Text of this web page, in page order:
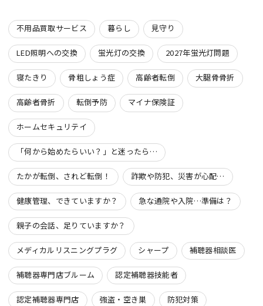
不用品買取サービス 暮らし 見守り
LED照明への交換 蛍光灯の交換 2027年蛍光灯問題
寝たきり 骨粗しょう症 高齢者転倒 大腿骨骨折
高齢者骨折 転倒予防 マイナ保険証
ホームセキュリテイ
「何から始めたらいい？」と迷ったら…
たかが転倒、されど転倒！ 詐欺や防犯、災害が心配…
健康管理、できていますか？ 急な通院や入院…準備は？
親子の会話、足りていますか？
メディカルリスニングプラグ シャープ 補聴器相談医
補聴器専門店ブルーム 認定補聴器技能者
認定補聴器専門店 強盗・空き巣 防犯対策